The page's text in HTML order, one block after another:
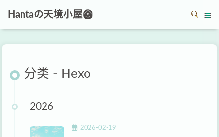
Hantaの天境小屋🥝
分类 - Hexo
2026
2026-02-19